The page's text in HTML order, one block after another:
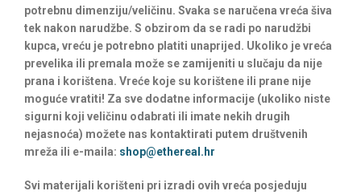
potrebnu dimenziju/veličinu. Svaka se naručena vreća šiva
tek nakon narudžbe. S obzirom da se radi po narudžbi
kupca, vreću je potrebno platiti unaprijed. Ukoliko je vreća
prevelika ili premala može se zamijeniti u slučaju da nije
prana i korištena. Vreće koje su korištene ili prane nije
moguće vratiti! Za sve dodatne informacije (ukoliko niste
sigurni koji veličinu odabrati ili imate nekih drugih
nejasnoća) možete nas kontaktirati putem društvenih
mreža ili e-maila: shop@ethereal.hr
Svi materijali korišteni pri izradi ovih vreća posjeduju